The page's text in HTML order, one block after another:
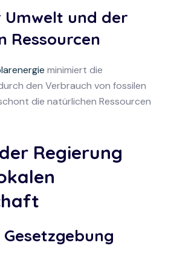
Umwelt und der
Ressourcen
minimiert die
den Verbrauch von fossilen
die natürlichen Ressourcen
Regierung